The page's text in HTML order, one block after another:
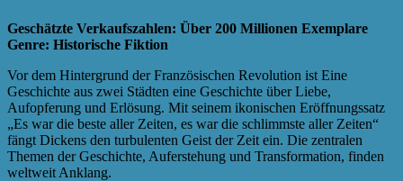
Geschätzte Verkaufszahlen: Über 200 Millionen Exemplare
Genre: Historische Fiktion
Vor dem Hintergrund der Französischen Revolution ist Eine
Geschichte aus zwei Städten eine Geschichte über Liebe,
Aufopferung und Erlösung. Mit seinem ikonischen Eröffnungssatz
„Es war die beste aller Zeiten, es war die schlimmste aller Zeiten“
fängt Dickens den turbulenten Geist der Zeit ein. Die zentralen
Themen der Geschichte, Auferstehung und Transformation, finden
weltweit Anklang.